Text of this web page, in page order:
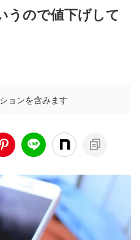
うので値下げして
ョンを含みます